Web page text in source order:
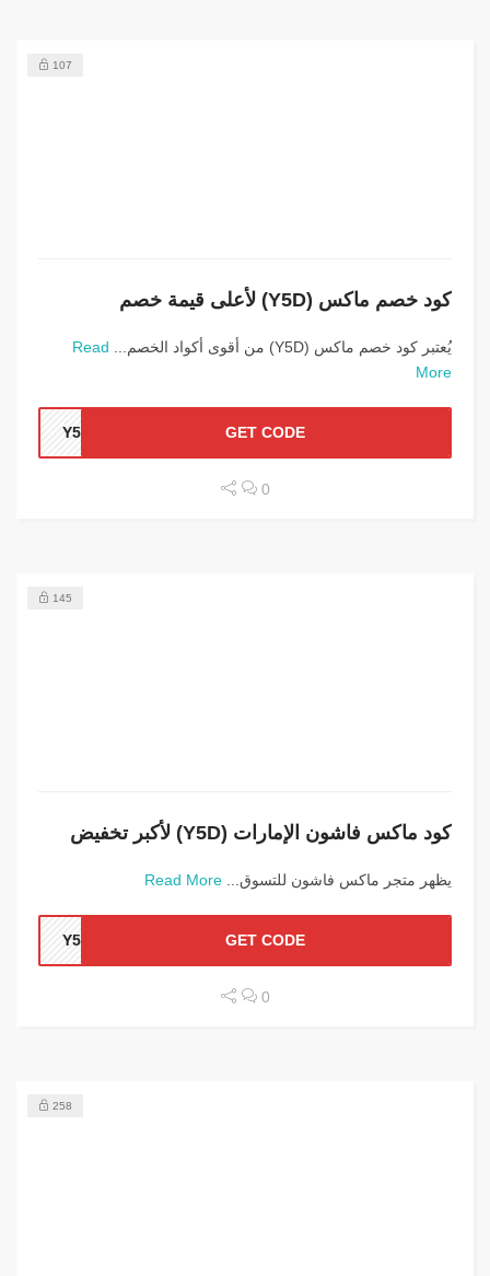
107
كود خصم ماكس (Y5D) لأعلى قيمة خصم
يُعتبر كود خصم ماكس (Y5D) من أقوى أكواد الخصم...
Read
More
GET CODE
0
145
كود ماكس فاشون الإمارات (Y5D) لأكبر تخفيض
يظهر متجر ماكس فاشون للتسوق... Read More
GET CODE
0
258